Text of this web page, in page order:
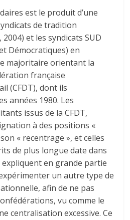
est le produit d’une
de tradition
et les syndicats SUD
Démocratiques) en
majoritaire orientant la
française
(CFDT), dont ils
années 1980. Les
issus de la CFDT,
à des positions «
« recentrage », et celles
de plus longue date dans
expliquent en grande partie
un autre type de
afin de ne pas
vu comme le
centralisation excessive. Ce